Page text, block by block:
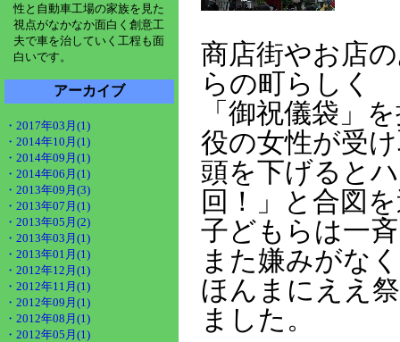
性と自動車工場の家族を見た
視点がなかなか面白く創意工
夫で車を治していく工程も面
白いです。
アーカイブ
・2017年03月(1)
・2014年10月(1)
・2014年09月(1)
・2014年06月(1)
・2013年09月(3)
・2013年07月(1)
・2013年05月(2)
・2013年03月(1)
・2013年01月(1)
・2012年12月(1)
・2012年11月(1)
・2012年09月(1)
・2012年08月(1)
・2012年05月(1)
商店街やお店
らの町らしく
「御祝儀袋」
役の女性が受
頭を下げると
回！」と合図
子どもらは一
また嫌みがな
ほんまにええ
ました。